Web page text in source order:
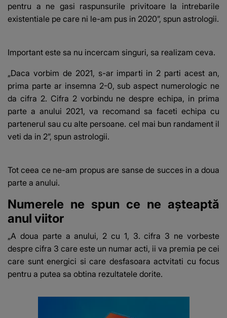
pentru a ne gasi raspunsurile privitoare la intrebarile
existentiale pe care ni le-am pus in 2020”, spun astrologii.
Important este sa nu incercam singuri, sa realizam ceva.
„Daca vorbim de 2021, s-ar imparti in 2 parti acest an,
prima parte ar insemna 2-0, sub aspect numerologic ne
da cifra 2. Cifra 2 vorbindu ne despre echipa, in prima
parte a anului 2021, va recomand sa faceti echipa cu
partenerul sau cu alte persoane. cel mai bun randament il
veti da in 2”, spun astrologii.
Tot ceea ce ne-am propus are sanse de succes in a doua
parte a anului.
Numerele ne spun ce ne așteaptă
anul viitor
„A doua parte a anului, 2 cu 1, 3. cifra 3 ne vorbeste
despre cifra 3 care este un numar acti, ii va premia pe cei
care sunt energici si care desfasoara actvitati cu focus
pentru a putea sa obtina rezultatele dorite.